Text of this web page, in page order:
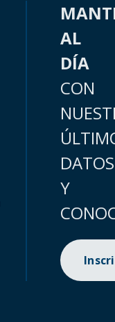
AL
DÍA
CON
DATOS
Y